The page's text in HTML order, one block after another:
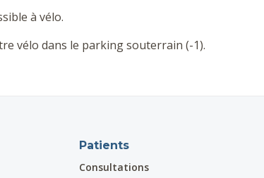
à vélo.
vélo dans le parking souterrain (-1).
Patients
Consultations